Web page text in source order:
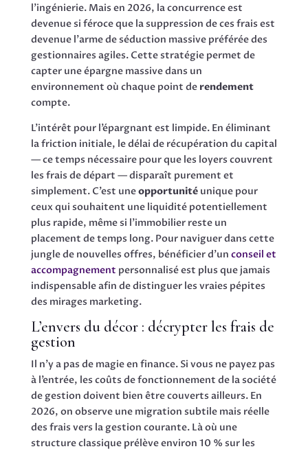
l’ingénierie. Mais en 2026, la concurrence est
devenue si féroce que la suppression de ces frais est
devenue l’arme de séduction massive préférée des
gestionnaires agiles. Cette stratégie permet de
capter une épargne massive dans un
environnement où chaque point de rendement
compte.
L’intérêt pour l’épargnant est limpide. En éliminant
la friction initiale, le délai de récupération du capital
— ce temps nécessaire pour que les loyers couvrent
les frais de départ — disparaît purement et
simplement. C’est uneopportunitéunique pour
ceux qui souhaitent une liquidité potentiellement
plus rapide, même si l’immobilier reste un
placement de temps long. Pour naviguer dans cette
jungle de nouvelles offres, bénéficier d’un conseil et
accompagnement personnalisé est plus que jamais
indispensable afin de distinguer les vraies pépites
des mirages marketing.
L’envers du décor : décrypter les frais de
gestion
Il n’y a pas de magie en finance. Si vous ne payez pas
à l’entrée, les coûts de fonctionnement de la société
de gestion doivent bien être couverts ailleurs. En
2026, on observe une migration subtile mais réelle
des frais vers la gestion courante. Là où une
structure classique prélève environ 10 % sur les